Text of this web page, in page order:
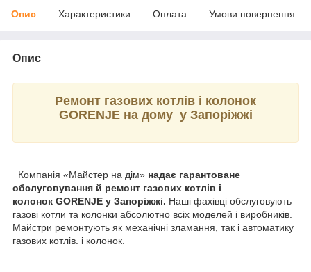
Опис Характеристики Оплата Умови повернення
Опис
Ремонт газових котлів і колонок
GORENJE на дому у Запоріжжі
Компанія «Майстер на дім» надає гарантоване
обслуговування й ремонт газових котлів і
колонок GORENJE у Запоріжжі. Наші фахівці обслуговують
газові котли та колонки абсолютно всіх моделей і виробників.
Майстри ремонтують як механічні зламання, так і автоматику
газових котлів. і колонок.